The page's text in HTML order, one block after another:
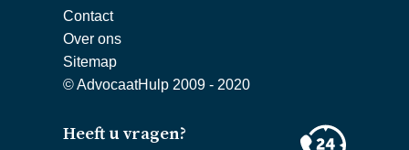
Contact
Over ons
Sitemap
© AdvocaatHulp 2009 - 2020
Heeft u vragen?